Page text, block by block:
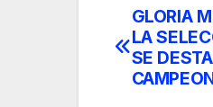
Post
GLORIA
LA
SE